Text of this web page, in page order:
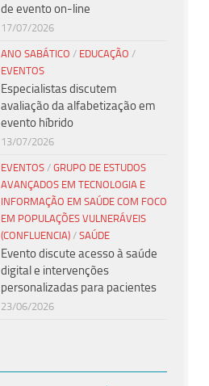
de evento on-line
17/07/2026
ANO SABÁTICO / EDUCAÇÃO /
EVENTOS
Especialistas discutem
avaliação da alfabetização em
evento híbrido
13/07/2026
EVENTOS / GRUPO DE ESTUDOS
AVANÇADOS EM TECNOLOGIA E
INFORMAÇÃO EM SAÚDE COM FOCO
EM POPULAÇÕES VULNERÁVEIS
(CONFLUENCIA) / SAÚDE
Evento discute acesso à saúde
digital e intervenções
personalizadas para pacientes
23/06/2026